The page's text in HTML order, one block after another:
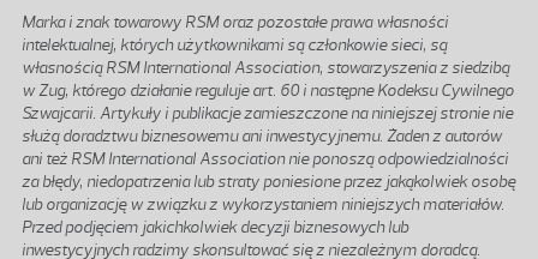
Marka i znak towarowy RSM oraz pozostałe prawa własności
intelektualnej, których użytkownikami są członkowie sieci, są
własnością RSM International Association, stowarzyszenia z siedzibą
w Zug, którego działanie reguluje art. 60 i następne Kodeksu Cywilnego
Szwajcarii. Artykuły i publikacje zamieszczone na niniejszej stronie nie
służą doradztwu biznesowemu ani inwestycyjnemu. Żaden z autorów
ani też RSM International Association nie ponoszą odpowiedzialności
za błędy, niedopatrzenia lub straty poniesione przez jakąkolwiek osobę
lub organizację w związku z wykorzystaniem niniejszych materiałów.
Przed podjęciem jakichkolwiek decyzji biznesowych lub
inwestycyjnych radzimy skonsultować się z niezależnym doradcą.